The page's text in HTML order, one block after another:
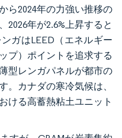
ら2024年の力強い推移の
2026年が2.6%上昇すると
ガはLEED（エネルギー
プ）ポイントを追求する
型レンガパネルが都市の
。カナダの寒冷気候は、
ける高蓄熱粘土ユニット